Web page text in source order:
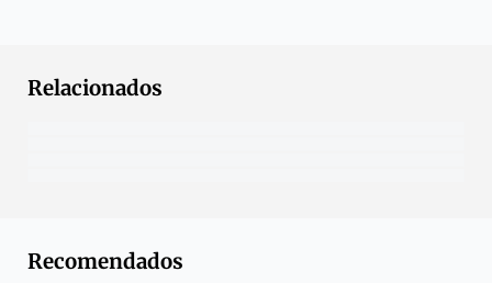
Relacionados
Recomendados